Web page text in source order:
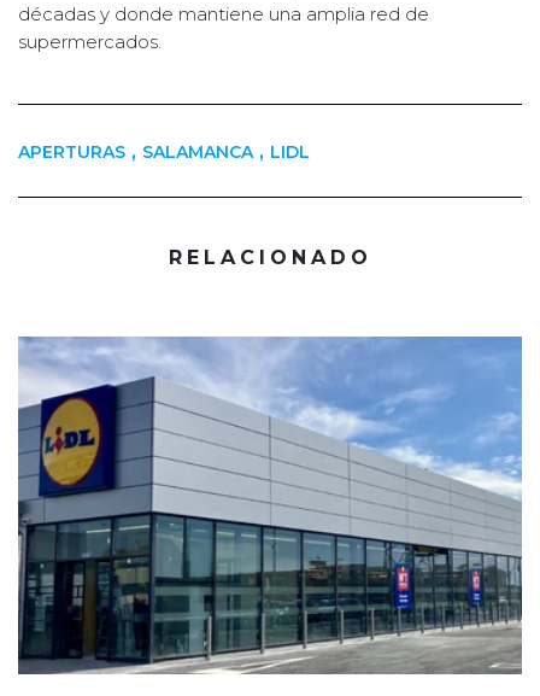
décadas y donde mantiene una amplia red de
supermercados.
APERTURAS , SALAMANCA , LIDL
RELACIONADO